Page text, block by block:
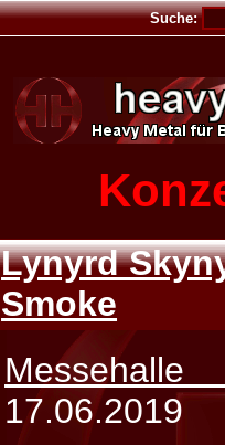
Suche:
Lynyrd
Smoke
17.06.2019